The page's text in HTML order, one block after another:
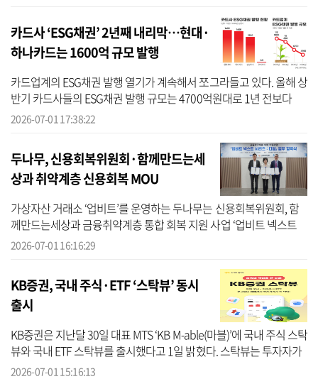
카드사 ‘ESG채권’ 2년째 내리막…현대·
하나카드는 1600억 규모 발행
카드업계의 ESG채권 발행 열기가 계속해서 쪼그라들고 있다. 올해 상
반기 카드사들의 ESG채권 발행 규모는 4700억원대로 1년 전보다
30% 가까이 줄었다. 과거 여전채 금리 부담 속 조달 다변화 수단으로
2026-07-01 17:38:22
두나무, 신용회복위원회·함께만드는세
상과 취약계층 신용회복 MOU
가상자산 거래소 ‘업비트’를 운영하는 두나무는 신용회복위원회, 함
께만드는세상과 금융취약계층 통합 회복 지원 사업 ‘업비트 넥스트
시리즈(Next Series): 디딤(이하 디딤 프로젝트)’ 업무 협약(MOU)을 체
2026-07-01 16:16:29
KB증권, 국내 주식·ETF ‘스탁뷰’ 동시
출시
KB증권은 지난달 30일 대표 MTS ‘KB M-able(마블)’에 국내 주식 스탁
뷰와 국내 ETF 스탁뷰를 출시했다고 1일 밝혔다. 스탁뷰는 투자자가
종목을 보다 쉽고 체계적으로 파악할 수 있도록 시세, 수급, 매물대,
2026-07-01 15:16:13